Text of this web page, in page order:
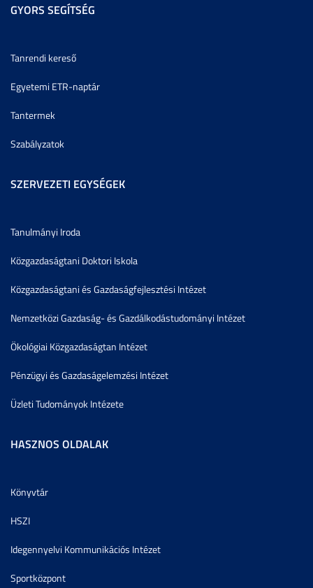
GYORS SEGÍTSÉG
Tanrendi kereső
Egyetemi ETR-naptár
Tantermek
Szabályzatok
SZERVEZETI EGYSÉGEK
Tanulmányi Iroda
Közgazdaságtani Doktori Iskola
Közgazdaságtani és Gazdaságfejlesztési Intézet
Nemzetközi Gazdaság- és Gazdálkodástudományi Intézet
Ökológiai Közgazdaságtan Intézet
Pénzügyi és Gazdaságelemzési Intézet
Üzleti Tudományok Intézete
HASZNOS OLDALAK
Könyvtár
HSZI
Idegennyelvi Kommunikációs Intézet
Sportközpont